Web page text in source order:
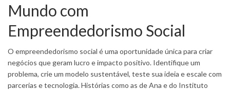
Mundo com
Empreendedorismo Social
O empreendedorismo social é uma oportunidade única para criar
negócios que geram lucro e impacto positivo. Identifique um
problema, crie um modelo sustentável, teste sua ideia e escale com
parcerias e tecnologia. Histórias como as de Ana e do Instituto